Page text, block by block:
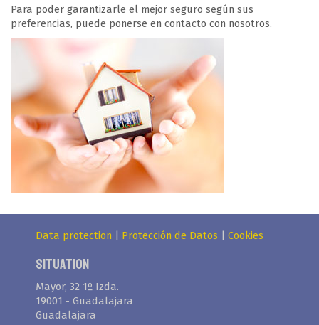
Para poder garantizarle el mejor seguro según sus
preferencias, puede ponerse en contacto con nosotros.
Data protection | Protección de Datos | Cookies
Situation
Mayor, 32 1º Izda.
19001 - Guadalajara
Guadalajara